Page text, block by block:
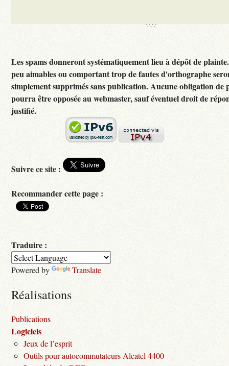
Les spams donneront systématiquement lieu à dépôt de plainte.
peu aimables ou comportant trop de fautes d'orthographe
simplement supprimés sans publication. Aucune obligation de
pourra être opposée au webmaster, sauf éventuel droit de
justifié.
Suivre ce site :
Recommander cette page :
Traduire :
Powered by Translate
Réalisations
Publications
Logiciels
Jeux de l’esprit
Outils pour autocommutateurs Alcatel 4400